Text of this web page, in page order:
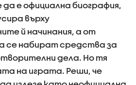
да е официална биография,
върху
й начинания, а от
се набират средства за
дела. Но тя
на играта. Реши, че